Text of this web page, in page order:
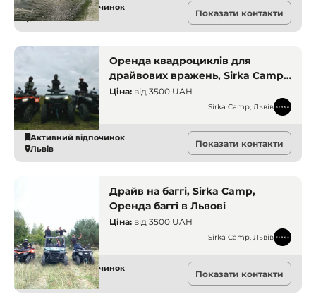
Активний відпочинок
Львів
Показати контакти
Оренда квадроциклів для
драйвових вражень, Sirka Camp,
Львів
Ціна: від 3500 UAH
Sirka Camp, Львів
Активний відпочинок
Львів
Показати контакти
Драйв на баггі, Sirka Camp,
Оренда баггі в Львові
Ціна: від 3500 UAH
Sirka Camp, Львів
Активний відпочинок
Львів
Показати контакти